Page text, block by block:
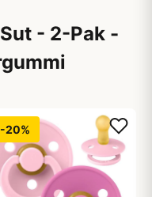
- 2-Pak -
-20%